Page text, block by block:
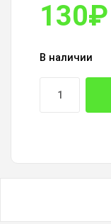
130₽
В наличии